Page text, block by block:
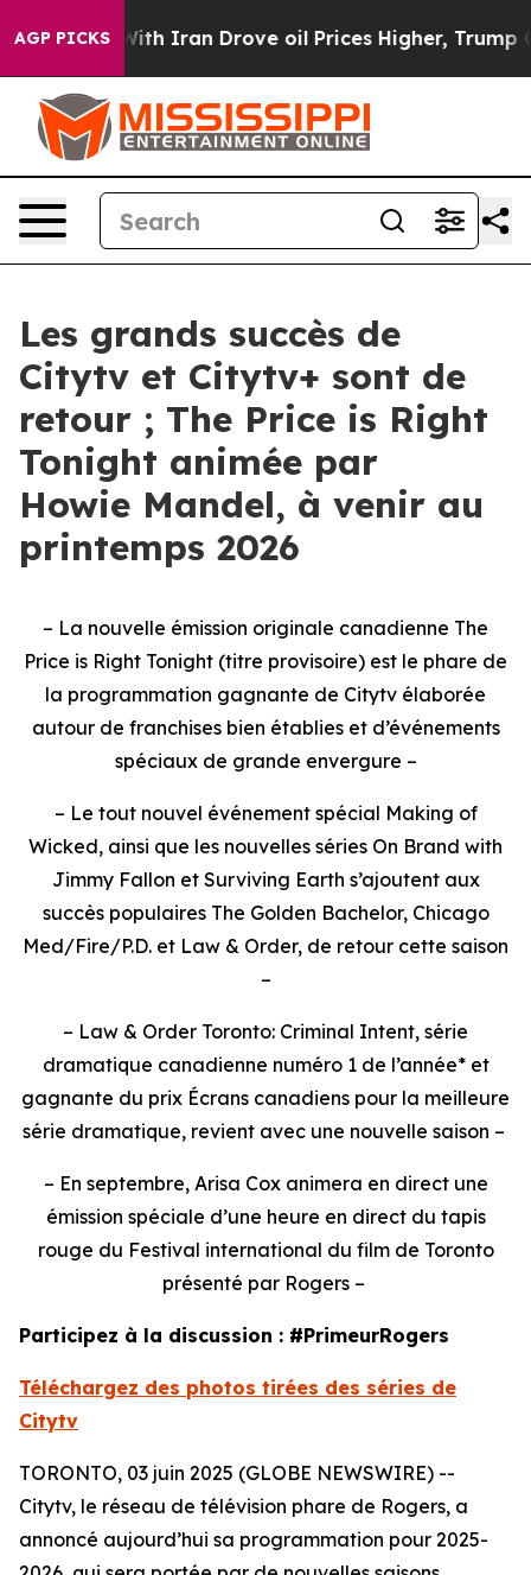
AGP PICKS
With Iran Drove oil Prices Higher, Trump Gave
Les grands succès de
Citytv et Citytv+ sont de
retour ; The Price is Right
Tonight animée par
Howie Mandel, à venir au
printemps 2026
– La nouvelle émission originale canadienne The
Price is Right Tonight (titre provisoire) est le phare de
la programmation gagnante de Citytv élaborée
autour de franchises bien établies et d’événements
spéciaux de grande envergure –
– Le tout nouvel événement spécial Making of
Wicked, ainsi que les nouvelles séries On Brand with
Jimmy Fallon et Surviving Earth s’ajoutent aux
succès populaires The Golden Bachelor, Chicago
Med/Fire/P.D. et Law & Order, de retour cette saison
–
– Law & Order Toronto: Criminal Intent, série
dramatique canadienne numéro 1 de l’année* et
gagnante du prix Écrans canadiens pour la meilleure
série dramatique, revient avec une nouvelle saison –
– En septembre, Arisa Cox animera en direct une
émission spéciale d’une heure en direct du tapis
rouge du Festival international du film de Toronto
présenté par Rogers –
Participez à la discussion : #PrimeurRogers
Téléchargez des photos tirées des séries de
Citytv
TORONTO, 03 juin 2025 (GLOBE NEWSWIRE) --
Citytv, le réseau de télévision phare de Rogers, a
annoncé aujourd’hui sa programmation pour 2025-